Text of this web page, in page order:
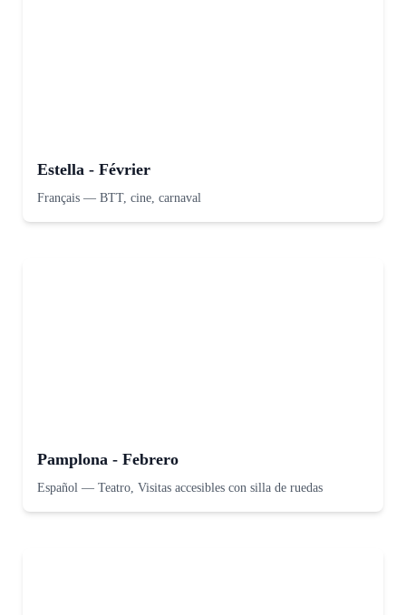
Estella - Février
Français — BTT, cine, carnaval
Pamplona - Febrero
Español — Teatro, Visitas accesibles con silla de ruedas